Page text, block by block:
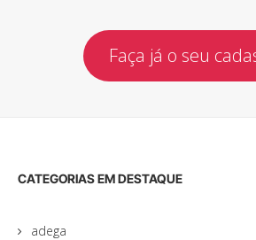
Faça já o seu
CATEGORIAS EM DESTAQUE
adega